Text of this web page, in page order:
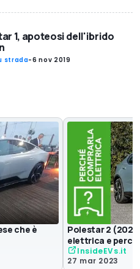
1, apoteosi dell'ibrido
strada-6 nov 2019
che è
Polestar 2
elettrica e
InsideEVs.it
27 mar 2023